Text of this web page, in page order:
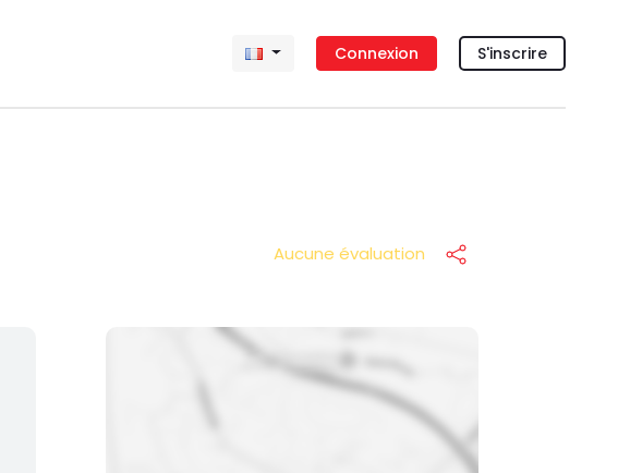
Connexion S'inscrire
Aucune évaluation